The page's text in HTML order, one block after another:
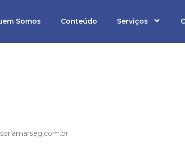
Somos Conteúdo Serviços